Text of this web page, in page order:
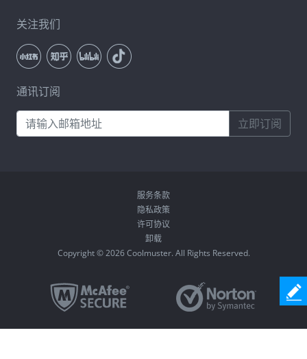
关注我们
通讯订阅
立即订阅
服务条款
隐私政策
许可协议
卸载
Copyright © 2026 Coolmuster. All Rights Reserved.